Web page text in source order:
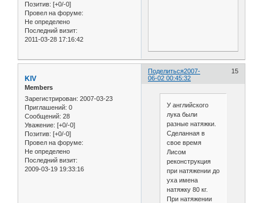
Позитив: [+0/-0]
Провел на форуме:
Не определено
Последний визит:
2011-03-28 17:16:42
Поделиться 15
2007-
06-02 00:45:32
KIV
Members
Зарегистрирован: 2007-03-23
Приглашений: 0
Сообщений: 28
Уважение: [+0/-0]
Позитив: [+0/-0]
Провел на форуме:
Не определено
Последний визит:
2009-03-19 19:33:16
У английского
лука были
разные натяжки.
Сделанная в
свое время
Лисом
реконструкция
при натяжении до
уха имена
натяжку 80 кг.
При натяжении